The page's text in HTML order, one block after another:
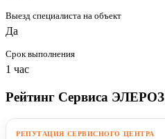
Выезд специалиста на объект
Да
Срок выполнения
1 час
Рейтинг Сервиса ЭЛЕРОЗ
РЕПУТАЦИЯ СЕРВИСНОГО ЦЕНТРА